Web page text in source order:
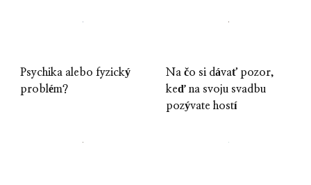
Psychika alebo fyzický
problém?
Na čo si dávať pozor,
keď na svoju svadbu
pozývate hostí